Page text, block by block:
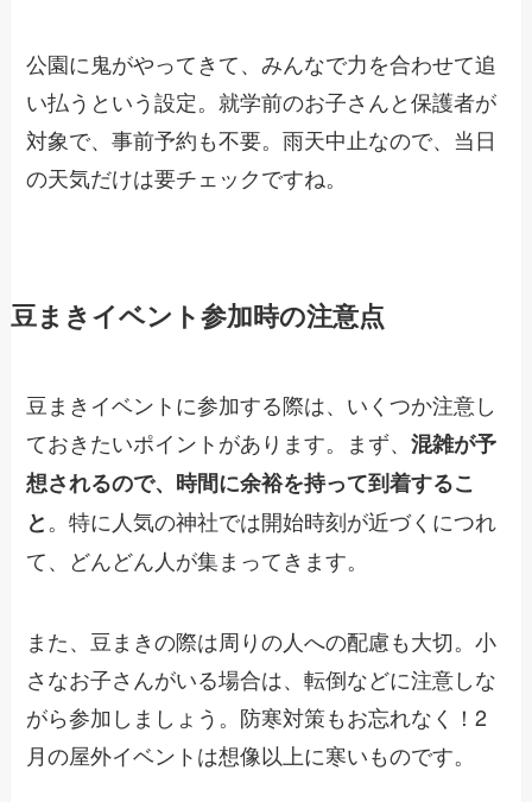
公園に鬼がやってきて、みんなで力を合わせて追
い払うという設定。就学前のお子さんと保護者が
対象で、事前予約も不要。雨天中止なので、当日
の天気だけは要チェックですね。
豆まきイベント参加時の注意点
豆まきイベントに参加する際は、いくつか注意し
ておきたいポイントがあります。まず、混雑が予
想されるので、時間に余裕を持って到着するこ
と。特に人気の神社では開始時刻が近づくにつれ
て、どんどん人が集まってきます。
また、豆まきの際は周りの人への配慮も大切。小
さなお子さんがいる場合は、転倒などに注意しな
がら参加しましょう。防寒対策もお忘れなく！2
月の屋外イベントは想像以上に寒いものです。